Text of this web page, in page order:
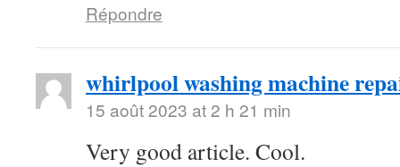
Répondre
whirlpool washing machine
15 août 2023 at 2 h 21 min
Very good article. Cool.